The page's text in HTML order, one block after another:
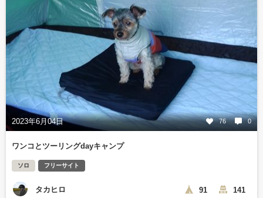
2023年6月04日 76 0
ワンコとツーリングdayキャンプ
ソロ フリーサイト
タカヒロ 91 141